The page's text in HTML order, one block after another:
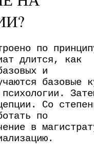
по
длится, как
и
базовые
Со
по
в